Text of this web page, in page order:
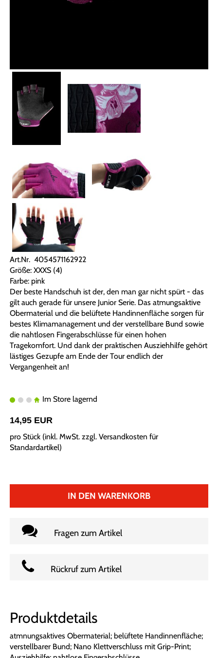
Art.Nr. 4054571162922
Größe: XXXS (4)
Farbe: pink
Der beste Handschuh ist der, den man gar nicht spürt - das
gilt auch gerade für unsere Junior Serie. Das atmungsaktive
Obermaterial und die belüftete Handinnenfläche sorgen für
bestes Klimamanagement und der verstellbare Bund sowie
die nahtlosen Fingerabschlüsse für einen hohen
Tragekomfort. Und dank der praktischen Ausziehhilfe gehört
lästiges Gezupfe am Ende der Tour endlich der
Vergangenheit an!
Im Store lagernd
14,95 EUR
pro Stück (inkl. MwSt. zzgl. Versandkosten für
Standardartikel)
IN DEN WARENKORB
Fragen zum Artikel
Rückruf zum Artikel
Produktdetails
atmnungsaktives Obermaterial; belüftete Handinnenfläche;
verstellbarer Bund; Nano Klettverschluss mit Grip-Print;